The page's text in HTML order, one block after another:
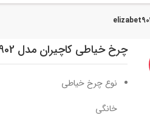
چرخ خیاطی کاچیران مدل elizabet902
نوع چرخ خیاطی
خانگی